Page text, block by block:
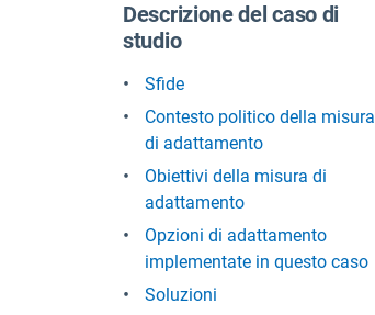
Descrizione del caso di
studio
Sfide
Contesto politico della misura
di adattamento
Obiettivi della misura di
adattamento
Opzioni di adattamento
implementate in questo caso
Soluzioni